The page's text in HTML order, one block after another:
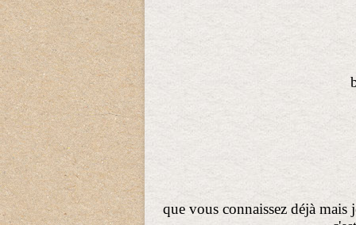
que vous connaissez déjà mais